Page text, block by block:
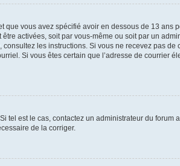
vous avez spécifié avoir en dessous de 13 ans
activées, soit par vous-même ou soit par un
les instructions. Si vous ne recevez pas de
Si vous êtes certain que l’adresse de courrier
tel est le cas, contactez un administrateur du forum
de la corriger.